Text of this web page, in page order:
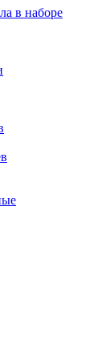
в наборе